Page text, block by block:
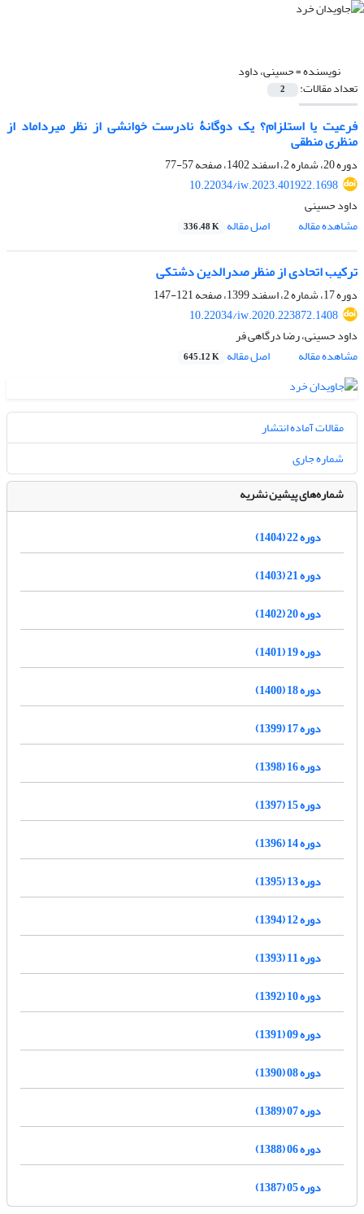
نویسنده =حسینی، داود
تعداد مقالات: 2
فرعیت یا استلزام؟ یک دوگانۀ نادرست خوانشی از نظر میرداماد از
منظری منطقی
دوره 20، شماره 2، اسفند 1402، صفحه
57-77
10.22034/iw.2023.401922.1698
داود حسینی
مشاهده مقاله
اصل مقاله 336.48 K
ترکیب اتحادی از منظر صدرالدین دشتکی
دوره 17، شماره 2، اسفند 1399، صفحه
121-147
10.22034/iw.2020.223872.1408
داود حسینی، رضا درگاهی فر
مشاهده مقاله
اصل مقاله 645.12 K
مقالات آماده انتشار
شماره جاری
شماره‌های پیشین نشریه
دوره 22 (1404)
دوره 21 (1403)
دوره 20 (1402)
دوره 19 (1401)
دوره 18 (1400)
دوره 17 (1399)
دوره 16 (1398)
دوره 15 (1397)
دوره 14 (1396)
دوره 13 (1395)
دوره 12 (1394)
دوره 11 (1393)
دوره 10 (1392)
دوره 09 (1391)
دوره 08 (1390)
دوره 07 (1389)
دوره 06 (1388)
دوره 05 (1387)